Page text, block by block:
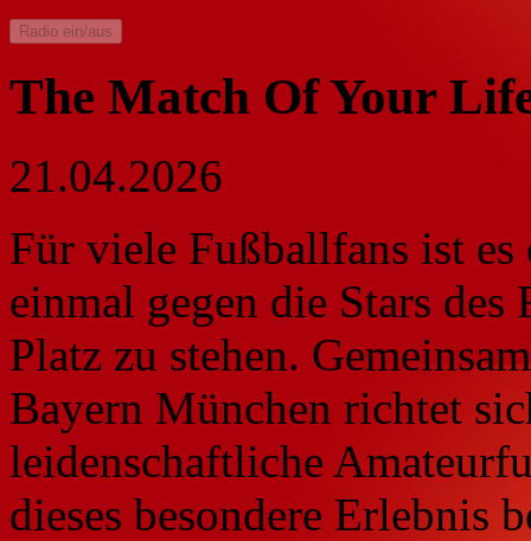
Radio ein/aus
The Match Of Your
21.04.2026
Für viele Fußballfans ist
einmal gegen die Stars
Platz zu stehen.
Bayern München richtet
leidenschaftliche
dieses besondere Erlebnis